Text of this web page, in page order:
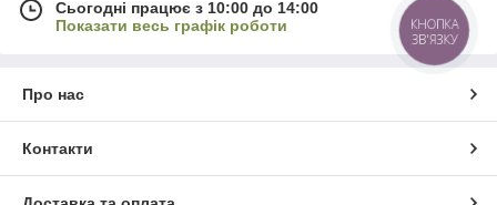
Сьогодні працює з 10:00 до 14:00
Показати весь графік роботи
Про нас
Контакти
КНОПКА
ЗВ'ЯЗКУ